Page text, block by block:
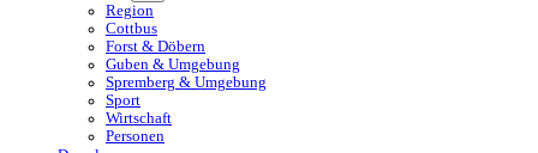
Region
Cottbus
Forst & Döbern
Guben & Umgebung
Spremberg & Umgebung
Sport
Wirtschaft
Personen